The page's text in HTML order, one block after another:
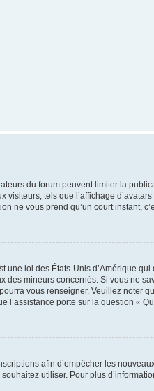
du forum peuvent limiter la
tels que l’affichage
ne vous prend qu’un court instant,
une loi des États-Unis d’Amérique
mineurs concernés. Si vous ne
vous renseigner. Veuillez noter
porte sur la question «
afin d’empêcher les
utiliser. Pour plus